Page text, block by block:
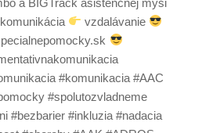
komunikácia
vzdalávanie
#komunikacia #AAC
#spolutozvladneme
#bezbarier #inkluzia #nadacia